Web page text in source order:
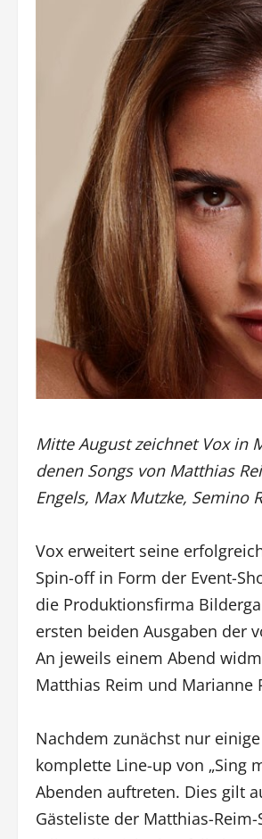
Mitte August zeichnet Vox in
denen Songs von Matthias
Engels, Max Mutzke, Semino
Vox erweitert seine
Spin-off in Form der Event-
die Produktionsfirma
ersten beiden Ausgaben der
An jeweils einem Abend
Matthias Reim und Marianne
Nachdem zunächst nur
komplette Line-up von „Sing
Abenden auftreten. Dies gilt
Gästeliste der Matthias-